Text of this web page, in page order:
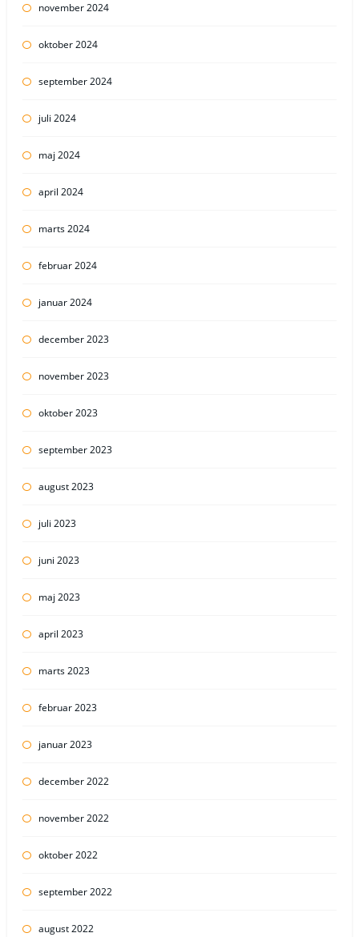
november 2024
oktober 2024
september 2024
juli 2024
maj 2024
april 2024
marts 2024
februar 2024
januar 2024
december 2023
november 2023
oktober 2023
september 2023
august 2023
juli 2023
juni 2023
maj 2023
april 2023
marts 2023
februar 2023
januar 2023
december 2022
november 2022
oktober 2022
september 2022
august 2022